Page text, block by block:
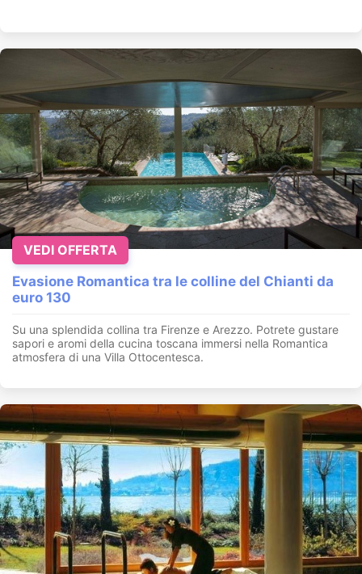
Evasione Romantica tra le colline del Chianti da
euro 130
Su una splendida collina tra Firenze e Arezzo. Potrete gustare
sapori e aromi della cucina toscana immersi nella Romantica
atmosfera di una Villa Ottocentesca.
VEDI OFFERTA